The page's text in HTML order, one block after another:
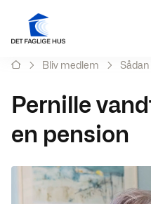
Bliv medlem
Pernille
en pension